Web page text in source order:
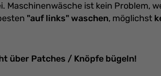
Maschinenwäsche ist kein Problem,
"auf links" waschen, möglichst
über Patches / Knöpfe bügeln!